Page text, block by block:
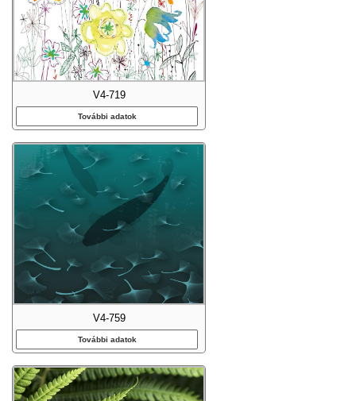
V4-719
További adatok
V4-759
További adatok